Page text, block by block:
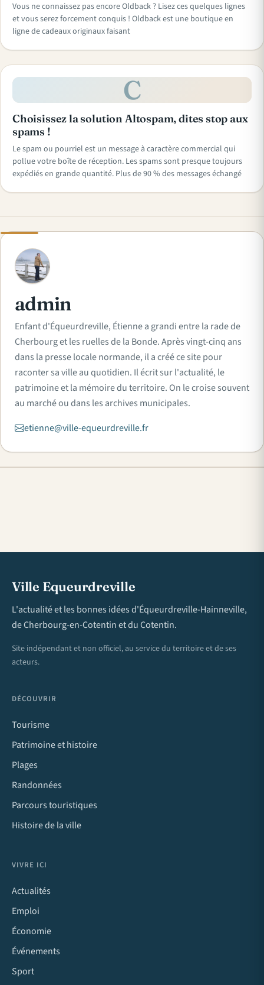
Vous ne connaissez pas encore Oldback ? Lisez ces quelques lignes
et vous serez forcement conquis ! Oldback est une boutique en
ligne de cadeaux originaux faisant
C
Choisissez la solution Altospam, dites stop aux
spams !
Le spam ou pourriel est un message à caractère commercial qui
pollue votre boîte de réception. Les spams sont presque toujours
expédiés en grande quantité. Plus de 90 % des messages échangé
A
admin
Enfant d'Équeurdreville, Étienne a grandi entre la rade de
Cherbourg et les ruelles de la Bonde. Après vingt-cinq ans
dans la presse locale normande, il a créé ce site pour
raconter sa ville au quotidien. Il écrit sur l'actualité, le
patrimoine et la mémoire du territoire. On le croise souvent
au marché ou dans les archives municipales.
etienne@ville-equeurdreville.fr
Ville Equeurdreville
L'actualité et les bonnes idées d'Équeurdreville-Hainneville,
de Cherbourg-en-Cotentin et du Cotentin.
Site indépendant et non officiel, au service du territoire et de ses
acteurs.
DÉCOUVRIR
Tourisme
Patrimoine et histoire
Plages
Randonnées
Parcours touristiques
Histoire de la ville
VIVRE ICI
Actualités
Emploi
Économie
Événements
Sport